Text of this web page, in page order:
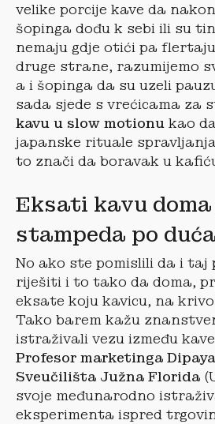
velike porcije kave da
šopinga dođu k sebi ili su
nemaju gdje otići pa
druge strane, razumijemo
a i šopinga da su uzeli
sada sjede s vrećicama za
kavu u slow motionu kao
japanske rituale
to znači da boravak u
Eksati kavu
stampeda po
No ako ste pomislili da i taj
riješiti i to tako da doma,
eksate koju kavicu, na
Tako barem kažu
istraživali vezu između
Profesor marketinga
Sveučilišta Južna Florida
svoje međunarodno
eksperimenta ispred